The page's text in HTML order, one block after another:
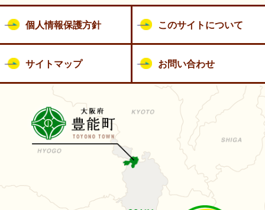
個人情報保護方針 このサイトについて
サイトマップ お問い合わせ